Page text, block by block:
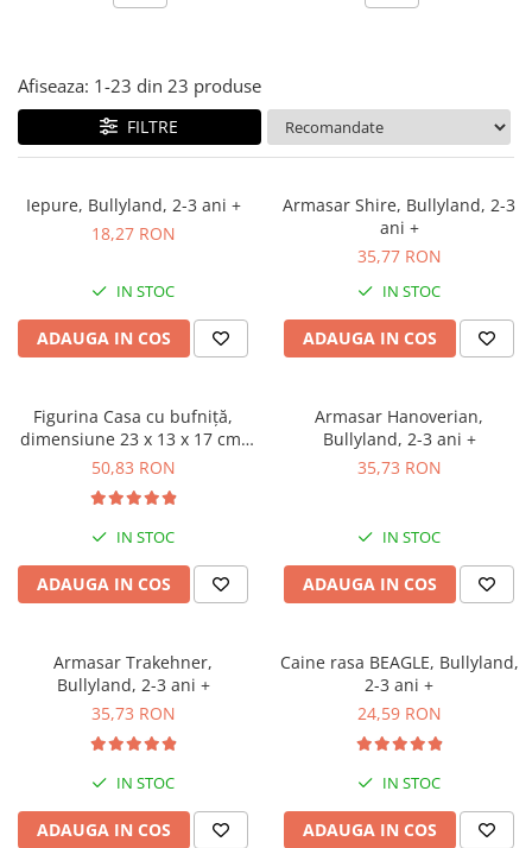
Jocuri de rol
Jocuri inteligenta si memorie
Jocuri dezvoltare emotionala
Jucarii din lemn
Jocuri si jucarii stiinta
Jucarii si jocuri Montessori
Jocuri de relaxare
Ceasuri copii
Jocuri de cooperare
Jocuri dezvoltarea imaginatiei
Jocuri geografie
Jocuri invatat limba engleza
Jocuri si jucarii educative
Jocuri STEAM
Jucarii interactive
Masinute si trenulete
Cărți educative pentru copii
Afiseaza: 1-23 din 23 produse
FILTRE
Iepure, Bullyland, 2-3 ani +
18,27 RON
IN STOC
ADAUGA IN COS
Armasar Shire, Bullyland, 2-3
ani +
35,77 RON
IN STOC
ADAUGA IN COS
Figurina Casa cu bufniță,
dimensiune 23 x 13 x 17 cm,
DeAgostini, 2-3 ani +
50,83 RON
IN STOC
ADAUGA IN COS
Armasar Hanoverian,
Bullyland, 2-3 ani +
35,73 RON
IN STOC
ADAUGA IN COS
Armasar Trakehner,
Bullyland, 2-3 ani +
35,73 RON
IN STOC
ADAUGA IN COS
Caine rasa BEAGLE, Bullyland,
2-3 ani +
24,59 RON
IN STOC
ADAUGA IN COS